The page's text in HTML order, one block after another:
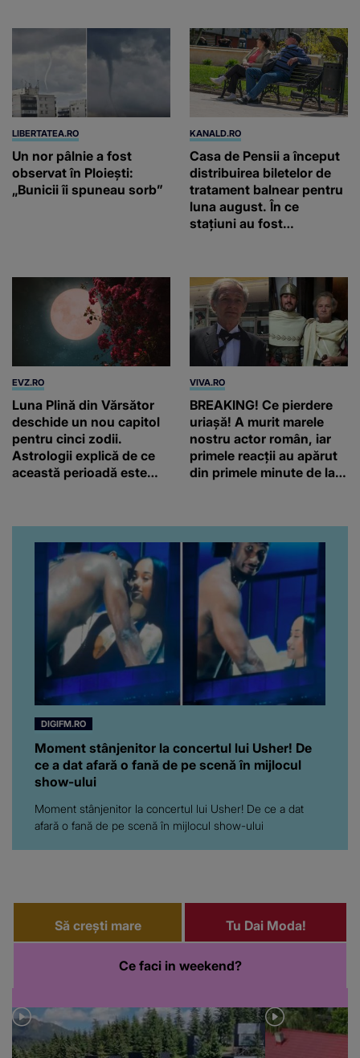
LIBERTATEA.RO
Un nor pâlnie a fost
observat în Ploiești:
„Bunicii îi spuneau sorb”
KANALD.RO
Casa de Pensii a început
distribuirea biletelor de
tratament balnear pentru
luna august. În ce
stațiuni au fost
EVZ.RO
Luna Plină din Vărsător
deschide un nou capitol
pentru cinci zodii.
Astrologii explică de ce
această perioadă este
VIVA.RO
BREAKING! Ce pierdere
uriașă! A murit marele
nostru actor român, iar
primele reacții au apărut
din primele minute de la
pentru el...” Ce s-a aflat
până în acest moment
DIGIFM.RO
Moment stânjenitor la concertul lui Usher! De
ce a dat afară o fană de pe scenă în mijlocul
show-ului
Moment stânjenitor la concertul lui Usher! De ce a dat
afară o fană de pe scenă în mijlocul show-ului
Să crești mare Tu Dai Moda!
Ce faci in weekend?